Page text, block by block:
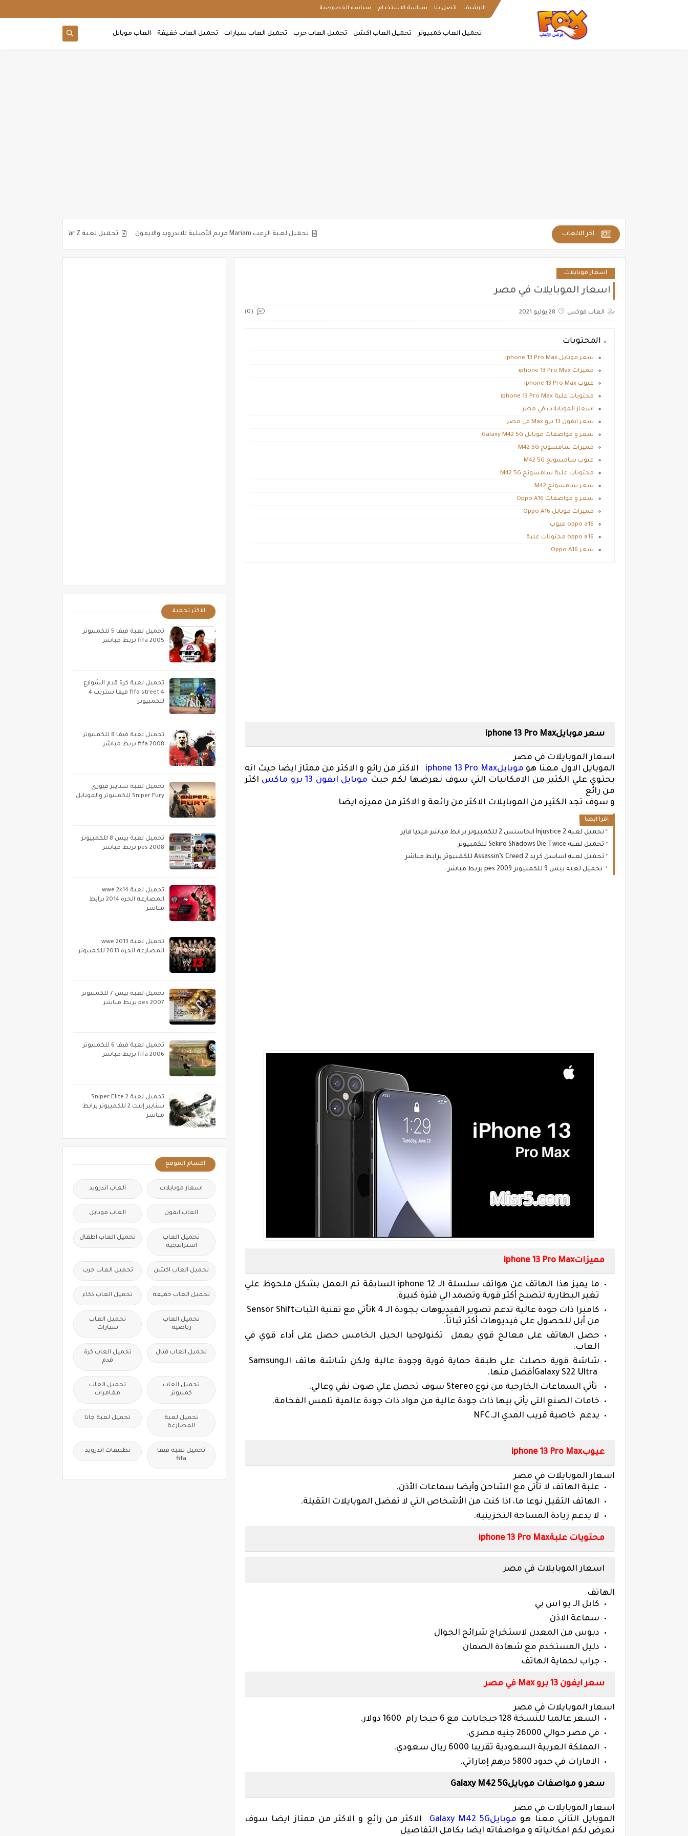
الارشيف اتصل بنا سياسة الاستخدام سياسة الخصوصية
تحميل العاب كمبيوتر تحميل العاب اكشن تحميل العاب حرب تحميل العاب سيارات تحميل العاب خفيفة العاب موبايل
اخر الالعاب تحميل لعبة الرعب Mariam مريم الأصلية للاندرويد والايفون تحميل لعبة World War Z للكمبيوتر والاندرويد مضغوطة كاملة برابط مباشر
اسعار موبايلات
اسعار الموبايلات في مصر
العاب فوكس 28 يوليو 2021 (0)
المحتويات
سعر موبايل iphone 13 Pro Max
مميزات iphone 13 Pro Max
عيوب iphone 13 Pro Max
محتويات علبة iphone 13 Pro Max
اسعار الموبايلات في مصر
سعر ايفون 13 برو Max في مصر
سعر و مواصفات موبايل Galaxy M42 5G
مميزات سامسونج M42 5G
عيوب سامسونج M42 5G
محتويات علبة سامسونج M42 5G
سعر سامسونج M42
سعر و مواصفات Oppo A16
مميزات موبايل Oppo A16
oppo a16 عيوب
oppo a16 محتويات علبة
سعر Oppo A16
سعر موبايلiphone 13 Pro Max
اسعار الموبايلات في مصر
الموبايل الاول معنا هو موبايلiphone 13 Pro Max
الاكثر من رائع و الاكثر من ممتاز ايضا حيث انه
يحتوي علي الكثير من الامكانيات التي سوف نعرضها لكم حيث موبايل ايفون 13 برو ماكس
اكثر
من رائع
و سوف تجد الكثير من الموبايلات الاكثر من رائعة و الاكثر من مميزه ايضا
اقرا ايضا
تحميل لعبة Injustice 2 انجاستس 2 للكمبيوتر برابط مباشر ميديا فاير
تحميل لعبة Sekiro Shadows Die Twice للكمبيوتر
تحميل لعبة اساسن كريد 2 Assassin’s Creed للكمبيوتر برابط مباشر
تحميل لعبة بيس 9 للكمبيوتر pes 2009 بربط مباشر
مميزاتiphone 13 Pro Max
ما يميز هذا الهاتف عن هواتف سلسلة الـiphone 12 السابقة تم العمل بشكل ملحوظ علي
تغير البطارية لتصبح أكثر قوية وتصمد الي فترة كبيرة.
كاميرا ذات جودة عالية تدعم تصوير الفيديوهات بجودة الـ 4
kتأتي مع تقنية الثباتSensor Shift
من أبل للحصول علي فيديوهات أكثر ثباتاً.
حصل الهاتف على معالج قوي يعمل تكنولوجيا الجيل الخامس حصل على أداء قوي في
العاب.
شاشة قوية حصلت علي طبقة حماية قوية وجودة عالية ولكن شاشة هاتف الـSamsung
Galaxy S22 Ultraأفضل منها.
تأتي السماعات الخارجية من نوع Stereo سوف تحصل علي صوت نقي وعالي.
خامات الصنع التي يأتي بيها ذات جودة عالية من مواد ذات جودة عالمية تلمس الفخامة.
يدعم خاصية قريب المدي الـNFC.
عيوبiphone 13 Pro Max
اسعار الموبايلات في مصر
علبة الهاتف لا تأتي مع الشاحن وأيضا سماعات الأذن.
الهاتف الثقيل نوعا ما، اذا كنت من الأشخاص التي لا تفضل الموبايلات الثقيلة.
لا يدعم زيادة المساحة التخزينية.
محتويات علبةiphone 13 Pro Max
اسعار الموبايلات في مصر
الهاتف
كابل الـ يو اس بي
سماعة الاذن
دبوس من المعدن لاستخراج شرائح الجوال
دليل المستخدم مع شهادة الضمان
جراب لحماية الهاتف
سعر ايفون 13 برو Max في مصر
اسعار الموبايلات في مصر
السعر عالميا للنسخة 128 جيجابايت مع 6 جيجا رام 1600 دولار
.
في مصر حوالي 26000 جنيه مصري
.
المملكة العربية السعودية تقريبا 6000 ريال سعودي
.
الامارات في حدود 5800 درهم إماراتي
.
سعر و مواصفات موبايلGalaxy M42 5G
اسعار الموبايلات في مصر
الموبايل الثاني معنا هو موبايلGalaxy M42 5G
الاكثر من رائع و الاكثر من ممتاز ايضا سوف
نعرض لكم امكانياته و مواصفاته ايضا بكامل التفاصيل
الاكثر تحميلا
تحميل لعبة فيفا 5 للكمبيوتر
fifa 2005 بربط مباشر
تحميل لعبة كرة قدم الشوارع
fifa street 4 فيفا ستريت 4
للكمبيوتر
تحميل لعبة فيفا 8 للكمبيوتر
fifa 2008 بربط مباشر
تحميل لعبة سنايبر فيوري
Sniper Fury للكمبيوتر والموبايل
تحميل لعبة بيس 8 للكمبيوتر
pes 2008 بربط مباشر
تحميل لعبة wwe 2k14
المصارعة الحرة 2014 برابط
مباشر
تحميل لعبة wwe 2013
المصارعة الحرة 2013 للكمبيوتر
تحميل لعبة بيس 7 للكمبيوتر
pes 2007 بربط مباشر
تحميل لعبة فيفا 6 للكمبيوتر
fifa 2006 بربط مباشر
تحميل لعبة Sniper Elite 2
سنايبر إليت 2 للكمبيوتر برابط
مباشر
اقسام الموقع
اسعار موبايلات العاب اندرويد
العاب ايفون العاب موبايل
تحميل العاب
استراتيجية
تحميل العاب اطفال
تحميل العاب اكشن تحميل العاب حرب
تحميل العاب خفيفة تحميل العاب ذكاء
تحميل العاب
رياضية
تحميل العاب
سيارات
تحميل العاب قتال
تحميل العاب كرة
قدم
تحميل العاب
كمبيوتر
تحميل العاب
مغامرات
تحميل لعبة
المصارعة
تحميل لعبة جاتا
تحميل لعبة فيفا
fifa
تطبيقات اندرويد